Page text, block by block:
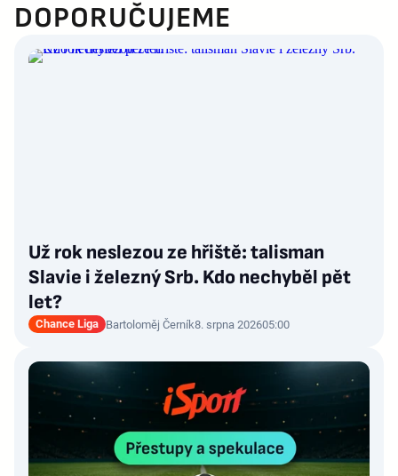
DOPORUČUJEME
Už rok neslezou ze hřiště: talisman
Slavie i železný Srb. Kdo nechyběl pět
let?
Chance Liga Bartoloměj Černík8. srpna 202605:00